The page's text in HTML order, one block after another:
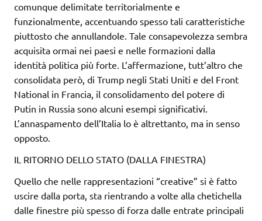
comunque delimitate territorialmente e
funzionalmente, accentuando spesso tali caratteristiche
piuttosto che annullandole. Tale consapevolezza sembra
acquisita ormai nei paesi e nelle formazioni dalla
identità politica più forte. L’affermazione, tutt’altro che
consolidata però, di Trump negli Stati Uniti e del Front
National in Francia, il consolidamento del potere di
Putin in Russia sono alcuni esempi significativi.
L’annaspamento dell’Italia lo è altrettanto, ma in senso
opposto.
IL RITORNO DELLO STATO (DALLA FINESTRA)
Quello che nelle rappresentazioni “creative” si è fatto
uscire dalla porta, sta rientrando a volte alla chetichella
dalle finestre più spesso di forza dalle entrate principali